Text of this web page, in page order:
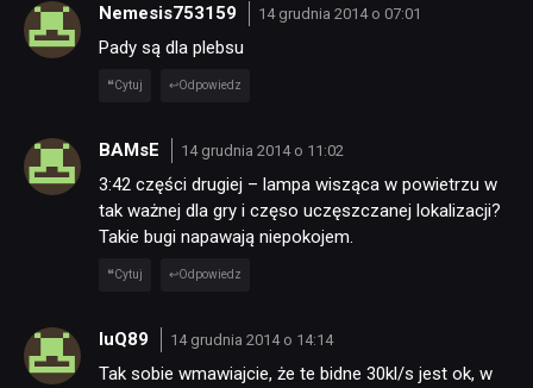
Nemesis753159 14 grudnia 2014 o 07:01
Pady są dla plebsu
Cytuj Odpowiedz
BAMsE 14 grudnia 2014 o 11:02
3:42 części drugiej – lampa wisząca w powietrzu w
tak ważnej dla gry i częso uczęszczanej lokalizacji?
Takie bugi napawają niepokojem.
Cytuj Odpowiedz
luQ89 14 grudnia 2014 o 14:14
Tak sobie wmawiajcie, że te bidne 30kl/s jest ok, w